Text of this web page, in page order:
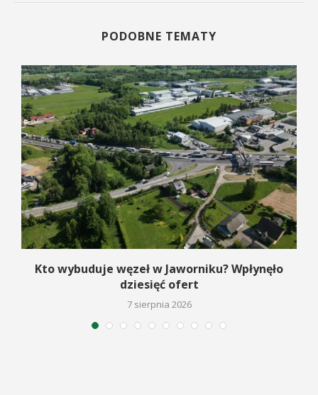
PODOBNE TEMATY
Kto wybuduje węzeł w Jaworniku? Wpłynęło
dziesięć ofert
7 sierpnia 2026